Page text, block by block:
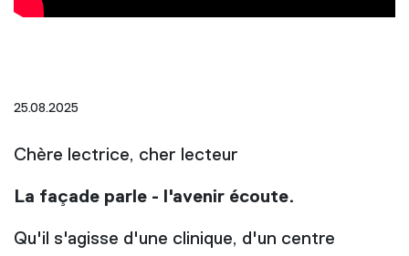
25.08.2025
Chère lectrice, cher lecteur
La façade parle - l'avenir écoute.
Qu'il s'agisse d'une clinique, d'un centre